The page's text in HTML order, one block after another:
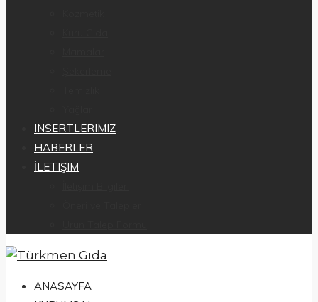
INSERTLERIMIZ
HABERLER
İLETIŞIM
ANASAYFA